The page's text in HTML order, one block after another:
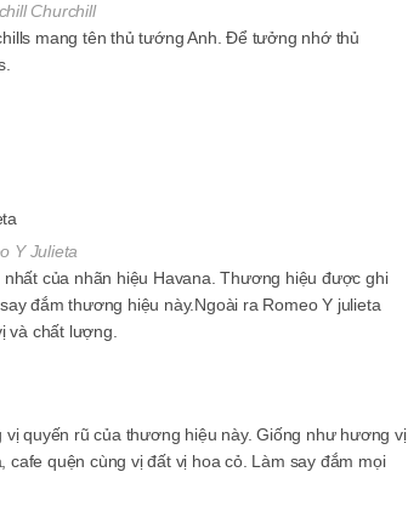
Churchill
mang tên thủ tướng Anh. Để tưởng nhớ thủ
Y Julieta
của nhãn hiệu Havana. Thương hiệu được ghi
đắm thương hiệu này.Ngoài ra Romeo Y julieta
và chất lượng.
quyến rũ của thương hiệu này. Giống như hương vị
quện cùng vị đất vị hoa cỏ. Làm say đắm mọi